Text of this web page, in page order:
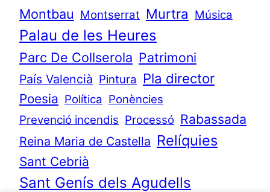
Montbau Montserrat Murtra Música
Palau de les Heures
Parc De Collserola Patrimoni
País Valencià Pintura Pla director
Poesia Política Ponències
Prevenció incendis Processó Rabassada
Reina Maria de Castella Relíquies
Sant Cebrià
Sant Genís dels Agudells